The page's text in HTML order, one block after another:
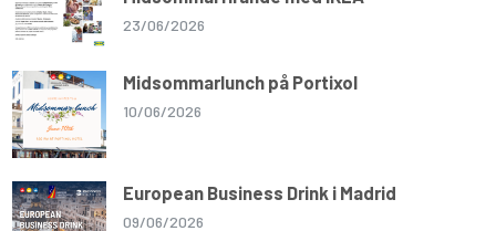
23/06/2026
Midsommarlunch på Portixol
10/06/2026
European Business Drink i Madrid
09/06/2026